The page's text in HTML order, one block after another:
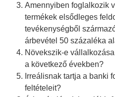
Amennyiben foglalkozik
termékek elsődleges
tevékenységből
árbevétel 50 százaléka
Növekszik-e
a következő években?
Irreálisnak tartja a banki
feltételeit?